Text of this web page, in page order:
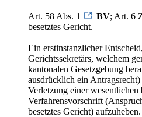
Art. 58 Abs. 1 BV; Art. 6
besetztes Gericht.
Ein erstinstanzlicher
Gerichtssekretärs, welchem
kantonalen Gesetzgebung
ausdrücklich ein
Verletzung einer wesentlichen
Verfahrensvorschrift
besetztes Gericht) aufzuheben.